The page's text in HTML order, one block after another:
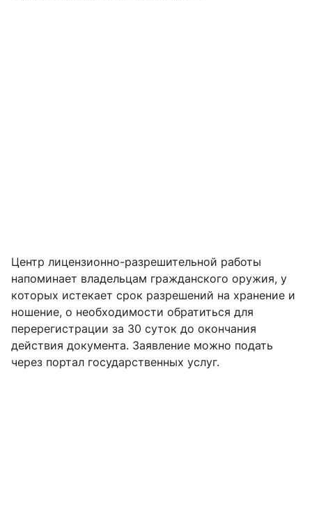
Центр лицензионно-разрешительной работы
напоминает владельцам гражданского оружия, у
которых истекает срок разрешений на хранение и
ношение, о необходимости обратиться для
перерегистрации за 30 суток до окончания
действия документа. Заявление можно подать
через портал государственных услуг.